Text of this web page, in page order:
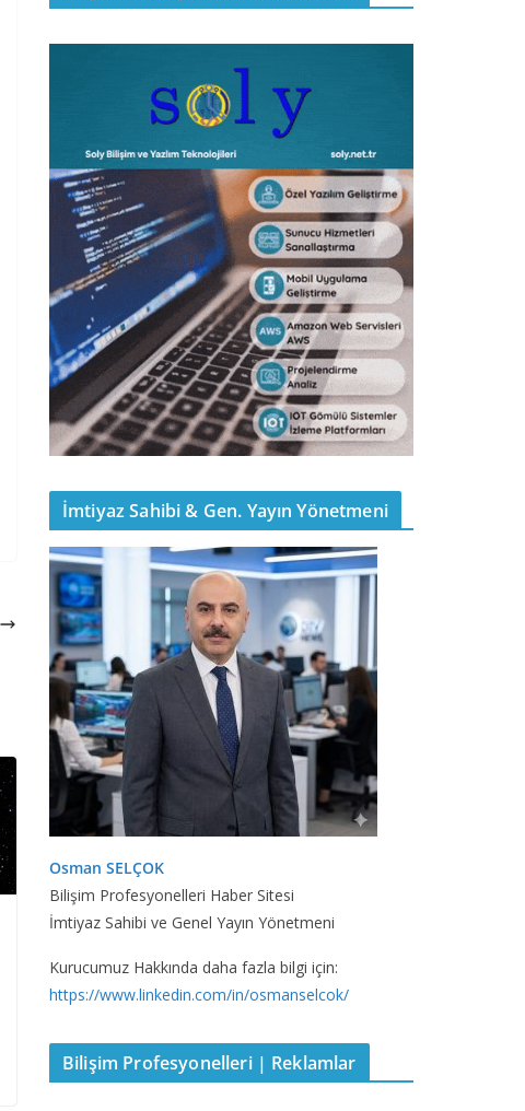
İmtiyaz Sahibi & Gen. Yayın Yönetmeni
Osman SELÇOK
Bilişim Profesyonelleri Haber Sitesi
İmtiyaz Sahibi ve Genel Yayın Yönetmeni
Kurucumuz Hakkında daha fazla bilgi için:
https://www.linkedin.com/in/osmanselcok/
Bilişim Profesyonelleri | Reklamlar